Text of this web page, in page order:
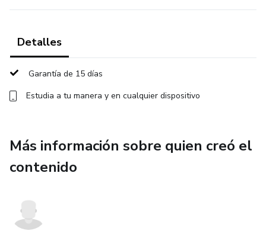
Detalles
Garantía de 15 días
Estudia a tu manera y en cualquier dispositivo
Más información sobre quien creó el
contenido